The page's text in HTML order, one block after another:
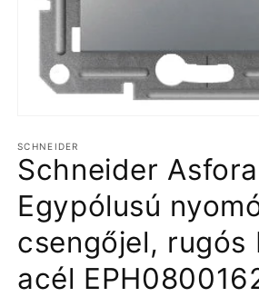
megnyitása
a
modális
SCHNEIDER
Schneider Asfora
Egypólusú
csengőjel, rugós
acél